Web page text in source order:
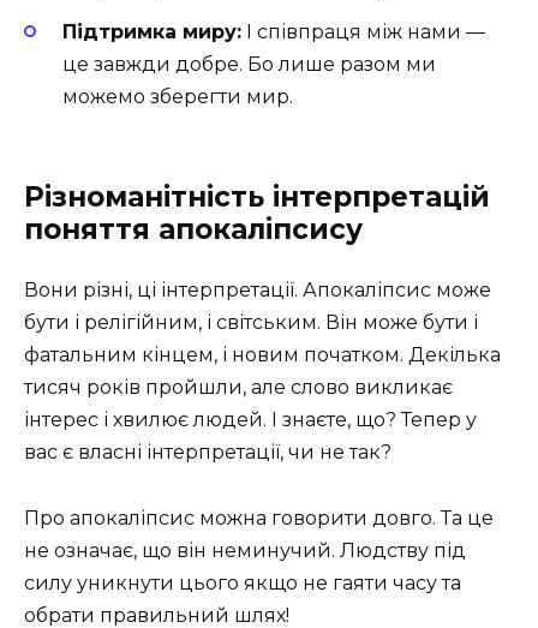
Підтримка миру: І співпраця між нами —
це завжди добре. Бо лише разом ми
можемо зберегти мир.
Різноманітність інтерпретацій
поняття апокаліпсису
Вони різні, ці інтерпретації. Апокаліпсис може
бути і релігійним, і світським. Він може бути і
фатальним кінцем, і новим початком. Декілька
тисяч років пройшли, але слово викликає
інтерес і хвилює людей. І знаєте, що? Тепер у
вас є власні інтерпретації, чи не так?
Про апокаліпсис можна говорити довго. Та це
не означає, що він неминучий. Людству під
силу уникнути цього якщо не гаяти часу та
обрати правильний шлях!